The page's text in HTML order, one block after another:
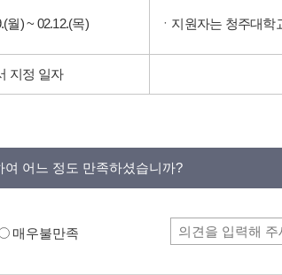
월) ~ 02.12.(목) ㆍ지원자는 청주대
지정 일자
어느 정도 만족하셨습니까?
매우불만족